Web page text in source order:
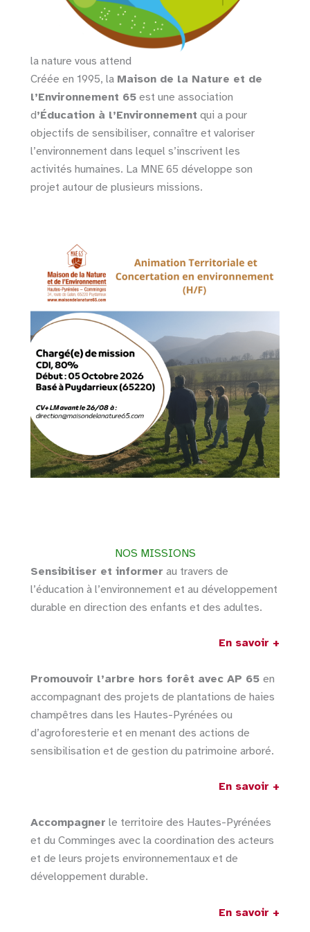
la nature vous attend
Créée en 1995, la Maison de la Nature et de
l’Environnement 65 est une association
d’Éducation à l’Environnement qui a pour
objectifs de sensibiliser, connaître et valoriser
l’environnement dans lequel s’inscrivent les
activités humaines. La MNE 65 développe son
projet autour de plusieurs missions.
NOS MISSIONS
Sensibiliser et informer au travers de
l’éducation à l’environnement et au développement
durable en direction des enfants et des adultes.
En savoir +
Promouvoir l’arbre hors forêt avec AP 65 en
accompagnant des projets de plantations de haies
champêtres dans les Hautes-Pyrénées ou
d’agroforesterie et en menant des actions de
sensibilisation et de gestion du patrimoine arboré.
En savoir +
Accompagner le territoire des Hautes-Pyrénées
et du Comminges avec la coordination des acteurs
et de leurs projets environnementaux et de
développement durable.
En savoir +